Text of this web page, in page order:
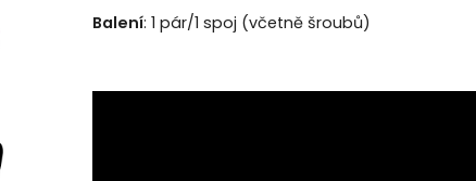
Balení: 1 pár/1 spoj (včetně šroubů)